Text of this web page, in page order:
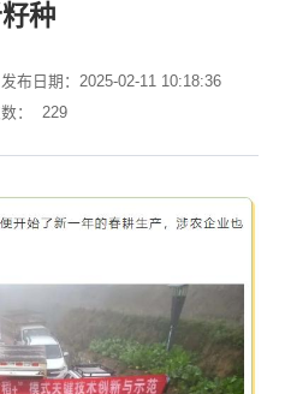
种
发布日期：2025-02-11 10:18:36
：
229